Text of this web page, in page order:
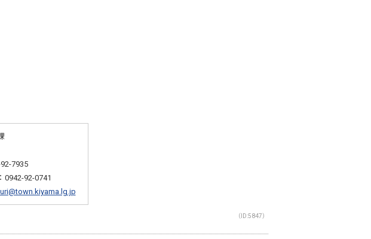
7935
0942-92-0741
（ID:5847）